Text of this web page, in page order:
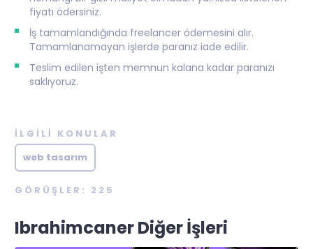
fiyatı ödersiniz.
İş tamamlandığında freelancer ödemesini alır.
Tamamlanamayan işlerde paranız iade edilir.
Teslim edilen işten memnun kalana kadar paranızı
saklıyoruz.
İLGILI KONULAR
web tasarım
GÖRÜŞLER: 225
Ibrahimcaner Diğer İşleri